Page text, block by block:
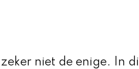
niet de enige. In